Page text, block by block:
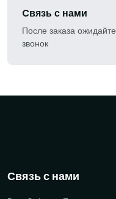
Cвязь с нами
После заказа
звонок
Связь с нами